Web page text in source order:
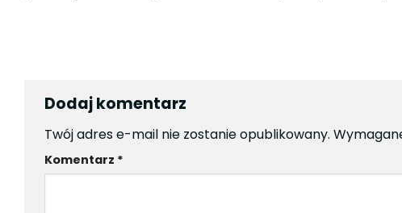
Dodaj komentarz
Twój adres e-mail nie zostanie opublikowany.
Komentarz *